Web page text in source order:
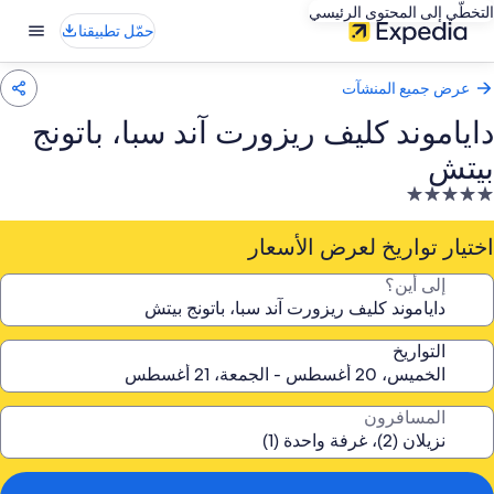
التخطّي إلى المحتوى الرئيسي
حمّل تطبيقنا
عرض جميع المنشآت
داياموند كليف ريزورت آند سبا، باتونج
بيتش
منشأة
فندقية
مصنفة
5.0
اختيار تواريخ لعرض الأسعار
إلى أين؟
التواريخ
المسافرون